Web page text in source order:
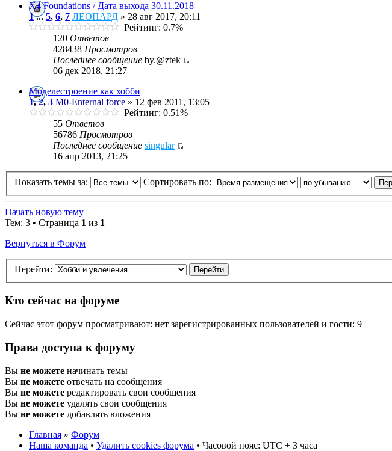
X4 Foundations / Дата выхода 30.11.2018
1...5, 6, 7 ЛЕОПАРД » 28 авг 2017, 20:11
Рейтинг: 0.7%
120 Ответов
428438 Просмотров
Последнее сообщение by.@ztek
06 дек 2018, 21:27
Моделестроение как хобби
1,2, 3 M0-Enternal force » 12 фев 2011, 13:05
Рейтинг: 0.51%
55 Ответов
56786 Просмотров
Последнее сообщение singular
16 апр 2013, 21:25
Показать темы за: Сортировать по:
Начать новую тему
Тем: 3 • Страница 1 из 1
Вернуться в Форум
Перейти:
Кто сейчас на форуме
Сейчас этот форум просматривают: нет зарегистрированных пользователей и гости: 9
Права доступа к форуму
Вы не можете начинать темы
Вы не можете отвечать на сообщения
Вы не можете редактировать свои сообщения
Вы не можете удалять свои сообщения
Вы не можете добавлять вложения
Главная » Форум
Наша команда • Удалить cookies форума • Часовой пояс: UTC + 3 часа